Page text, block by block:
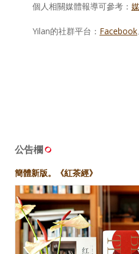
個人相關媒體報導可參考：
Yilan的社群平台： Facebook
公告欄
簡體新版。《紅茶經》